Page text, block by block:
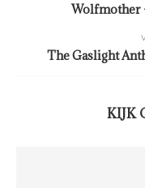
Wolfmother
The Gaslight
KIJK